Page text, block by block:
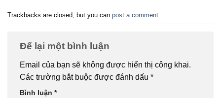
Trackbacks are closed, but you can post a comment
Để lại một bình luận
Email của bạn sẽ không được hiển thị công khai.
Các trường bắt buộc được đánh dấu *
Bình luận *